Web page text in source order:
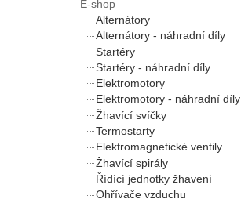
E-shop
Alternátory
Alternátory - náhradní díly
Startéry
Startéry - náhradní díly
Elektromotory
Elektromotory - náhradní díly
Žhavící svíčky
Termostarty
Elektromagnetické ventily
Žhavící spirály
Řídící jednotky žhavení
Ohřívače vzduchu